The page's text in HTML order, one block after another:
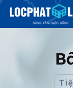
Search